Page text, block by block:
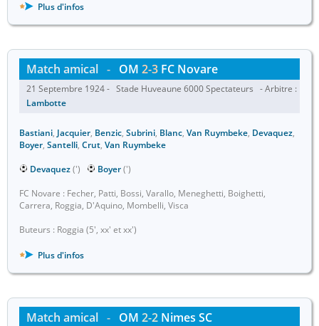
Plus d'infos
Match amical - OM 2-3 FC Novare
21 Septembre 1924 - Stade Huveaune 6000 Spectateurs - Arbitre :
Lambotte
Bastiani, Jacquier, Benzic, Subrini, Blanc, Van Ruymbeke, Devaquez,
Boyer, Santelli, Crut, Van Ruymbeke
Devaquez(') Boyer(')
FC Novare : Fecher, Patti, Bossi, Varallo, Meneghetti, Boighetti,
Carrera, Roggia, D'Aquino, Mombelli, Visca
Buteurs : Roggia (5', xx' et xx')
Plus d'infos
Match amical - OM 2-2 Nimes SC